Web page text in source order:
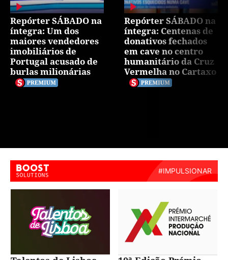
Repórter SÁBADO na
íntegra: Um dos
maiores vendedores
imobiliários de
Portugal acusado de
burlas milionárias
Repórter SÁBADO na
íntegra: Centenas de
donativos fechados
em cave no centro
humanitário da Cruz
Vermelha no Cartaxo